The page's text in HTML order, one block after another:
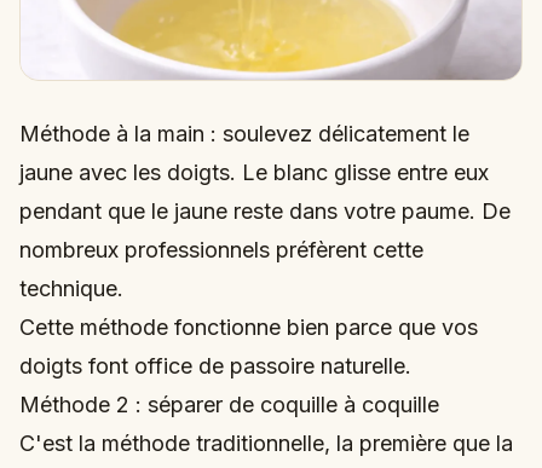
Méthode à la main : soulevez délicatement le
jaune avec les doigts. Le blanc glisse entre eux
pendant que le jaune reste dans votre paume. De
nombreux professionnels préfèrent cette
technique.
Cette méthode fonctionne bien parce que vos
doigts font office de passoire naturelle.
Méthode 2 : séparer de coquille à coquille
C'est la méthode traditionnelle, la première que la